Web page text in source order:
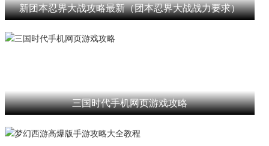
新团本忍界大战攻略最新（团本忍界大战战力要求）
三国时代手机网页游戏攻略